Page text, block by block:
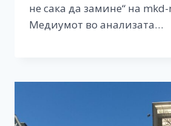
не сака да замине“ на mkd-
Медиумот во анализата…